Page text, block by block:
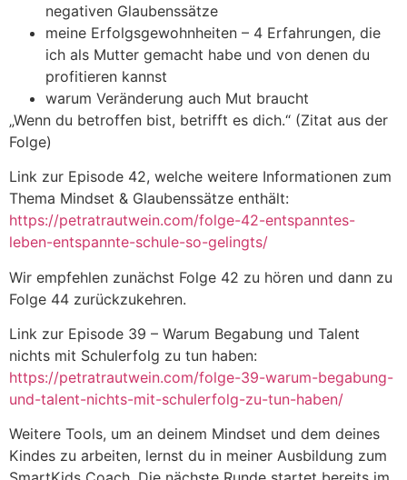
negativen Glaubenssätze
meine Erfolgsgewohnheiten – 4 Erfahrungen, die
ich als Mutter gemacht habe und von denen du
profitieren kannst
warum Veränderung auch Mut braucht
„Wenn du betroffen bist, betrifft es dich.“ (Zitat aus der
Folge)
Link zur Episode 42, welche weitere Informationen zum
Thema Mindset & Glaubenssätze enthält:
https://petratrautwein.com/folge-42-entspanntes-
leben-entspannte-schule-so-gelingts/
Wir empfehlen zunächst Folge 42 zu hören und dann zu
Folge 44 zurückzukehren.
Link zur Episode 39 – Warum Begabung und Talent
nichts mit Schulerfolg zu tun haben:
https://petratrautwein.com/folge-39-warum-begabung-
und-talent-nichts-mit-schulerfolg-zu-tun-haben/
Weitere Tools, um an deinem Mindset und dem deines
Kindes zu arbeiten, lernst du in meiner Ausbildung zum